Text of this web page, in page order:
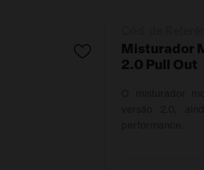
Misturador
2.0 Pull Out